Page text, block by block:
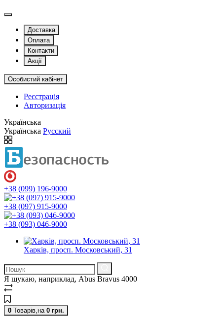
Доставка
Оплата
Контакти
Акції
Особистий кабінет
Реєстрація
Авторизація
Українська
Українська Русский
+38 (099) 196-9000
+38 (097) 915-9000
+38 (093) 046-9000
Харків, просп. Московський, 31
Я шукаю, наприклад, Abus Bravus 4000
0 Товарів,на 0 грн.